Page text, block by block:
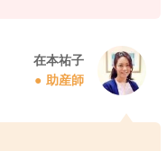
在本祐子
助産師